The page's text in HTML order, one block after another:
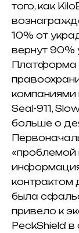
того, как
10% от
вернут 90%
Платформа
компаниями
Seal-911,
больше о
«проблемой
контрактом
была
привело к
PeckShield